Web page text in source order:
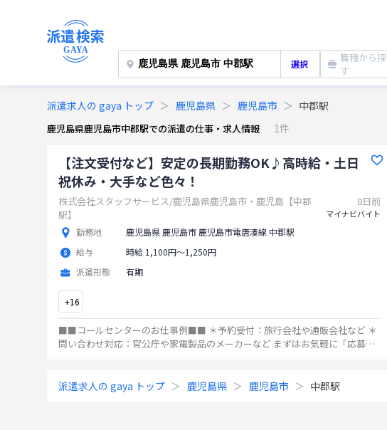
選択
職種から探
す
派遣求人の gaya トップ 鹿児島県 鹿児島市 中郡駅
鹿児島県鹿児島市中郡駅での派遣の仕事・求人情報 1件
【注文受付など】安定の長期勤務OK♪高時給・土日
祝休み・大手など色々！
株式会社スタッフサービス/鹿児島県鹿児島市・鹿児島【中郡
駅】
勤務地
鹿児島県 鹿児島市 鹿児島市電唐湊線 中郡駅
給与
時給 1,100円〜1,250円
派遣形態
有期
8日前
マイナビバイト
+16
■■コールセンターのお仕事例■■ ＊予約受付：旅行会社や通販会社など ＊
問い合わせ対応：官公庁や家電製品のメーカーなど まずはお気軽に「応募」
派遣求人の gaya トップ 鹿児島県 鹿児島市 中郡駅